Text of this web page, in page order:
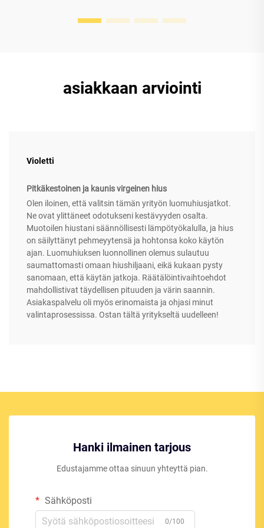
asiakkaan arviointi
Violetti
Pitkäkestoinen ja kaunis virgeinen hius
Olen iloinen, että valitsin tämän yrityön luomuhiusjatkot.
Ne ovat ylittäneet odotukseni kestävyyden osalta.
Muotoilen hiustani säännöllisesti lämpötyökalulla, ja hius
on säilyttänyt pehmeyytensä ja hohtonsa koko käytön
ajan. Luomuhiuksen luonnollinen olemus sulautuu
saumattomasti omaan hiushiljaani, eikä kukaan pysty
sanomaan, että käytän jatkoja. Räätälöintivaihtoehdot
mahdollistivat täydellisen pituuden ja värin saannin.
Asiakaspalvelu oli myös erinomaista ja ohjasi minut
valintaprosessissa. Ostan tältä yritykseltä uudelleen!
Hanki ilmainen tarjous
Edustajamme ottaa sinuun yhteyttä pian.
Sähköposti
0/100